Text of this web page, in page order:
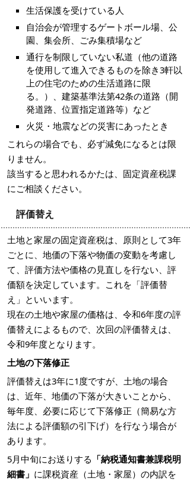
生活保護を受けている人
自治会が管理するゲートボール場、公
園、集会所、ごみ集積場など
通行を制限していない私道（他の道路
を使用して進入できるものを除き3軒以
上の住宅のための生活道路に限
る。）、建築基準法第42条の道路（開
発道路、位置指定道路等）など
火災・地震などの災害にあったとき
これらの場合でも、必ず減免になるとは限
りません。
該当すると思われるかたは、固定資産税課
にご相談ください。
評価替え
土地と家屋の固定資産税は、原則として3年
ごとに、地価の下落や物価の変動を考慮し
て、評価方法や価格の見直しを行ない、評
価額を決定しています。これを「評価替
え」といいます。
現在の土地や家屋の価格は、令和6年度の評
価替えによるもので、次回の評価替えは、
令和9年度となります。
土地の下落修正
評価替えは3年に1度ですが、土地の場合
は、近年、地価の下落が大きいことから、
毎年度、必要に応じて下落修正（簡易な方
法による評価額の引下げ）を行なう場合が
あります。
5月中旬にお送りする 「納税通知書兼課税明
細書」 に課税資産（土地・家屋）の内訳を